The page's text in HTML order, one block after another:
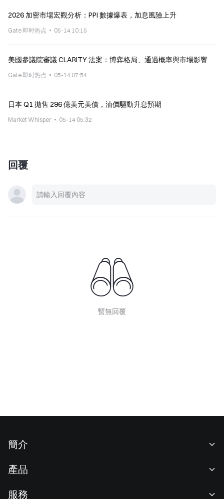
2026 加密市場宏觀分析：PPI 數據爆表，加息風險上升
Gate 即时热点 05-14 10:15
美國參議院審議 CLARITY 法案：博弈格局、通過概率與市場影響
Gate 即时热点 05-14 07:54
日本 Q1 拋售 296 億美元美債，油價驅動升息預期
Market Whisper 05-14 05:32
回覆
暫無回覆
簡介
新聞中心
產品
服務